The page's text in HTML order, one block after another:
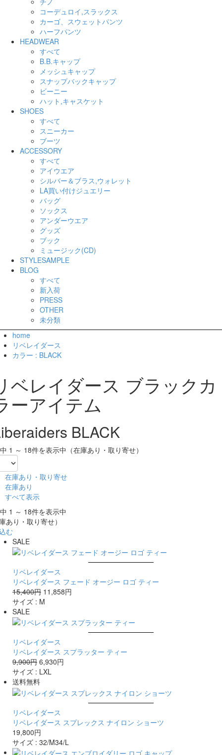
コーデュロイ,スラックス
カーゴ、スウェットパンツ
ハーフパンツ
HEADWEAR
すべて
B.B.キャップ
メッシュキャップ
スナップバックキャップ
ビーニー
ハット,キャスケット
SHOES
すべて
スニーカー
ブーツ
ACCESSORY
すべて
アイウエア
シルバー＆ブラス,ウォレット
LA買い付けジュエリー
バッグ
ソックス
アンダーウエア
グッズ
ブック
ミュージック(CD)
STYLESAMPLE
BLOG
すべて
新入荷
PRESS
OTHER
未分類
home
リベレイダース
カラー : BLACK
ベレイダース ブラックカ
ーアイテム
BLACK
1 ～ 18件を表示中（在庫あり・取り寄せ）
在庫あり・取り寄せ
在庫あり
すべて表示
1 ～ 18件を表示中
あり・取り寄せ）
む
SALE
リベレイダース
リベレイダース フェード オージー ロゴ ティー
15,400円 11,858円
サイズ : M
SALE
リベレイダース
リベレイダース スプラッター ティー
9,900円 6,930円
サイズ : LXL
送料無料
リベレイダース
リベレイダース スプレックス ナイロン ショーツ
19,800円
サイズ : 32/M34/L